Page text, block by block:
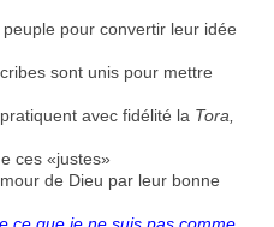
pour convertir leur idée
sont unis pour mettre
avec fidélité la Tora,
ces «justes»
de Dieu par leur bonne